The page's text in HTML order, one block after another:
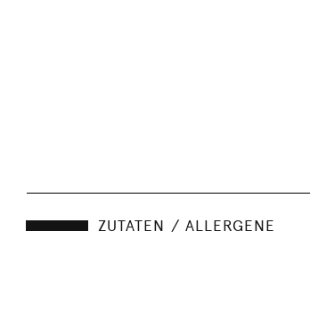
ZUTATEN / ALLERGENE